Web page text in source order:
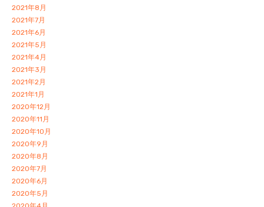
2021年8月
2021年7月
2021年6月
2021年5月
2021年4月
2021年3月
2021年2月
2021年1月
2020年12月
2020年11月
2020年10月
2020年9月
2020年8月
2020年7月
2020年6月
2020年5月